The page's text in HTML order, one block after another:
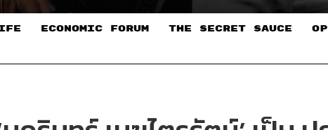
ECONOMIC FORUM THE SECRET SAUCE​